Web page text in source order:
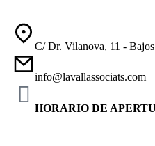
C/ Dr. Vilanova, 11 -
info@lavallassociats.com
HORARIO DE